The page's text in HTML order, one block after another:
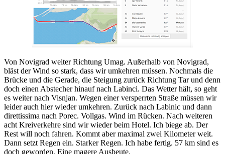
Von Novigrad weiter Richtung Umag. Außerhalb von Novigrad,
bläst der Wind so stark, dass wir umkehren müssen. Nochmals die
Brücke und die Gerade, die Steigung zurück Richtung Tar und denn
doch einen Abstecher hinauf nach Labinci. Das Wetter hält, so geht
es weiter nach Visnjan. Wegen einer versperrten Straße müssen wir
leider auch hier wieder umkehren. Zurück nach Labinic und dann
direttissima nach Porec. Vollgas. Wind im Rücken. Nach weiteren
acht Kreiverkehre sind wir wieder beim Hotel. Ich biege ab. Der
Rest will noch fahren. Kommt aber maximal zwei Kilometer weit.
Dann setzt Regen ein. Starker Regen. Ich habe fertig. 57 km sind es
doch geworden. Eine magere Ausbeute.